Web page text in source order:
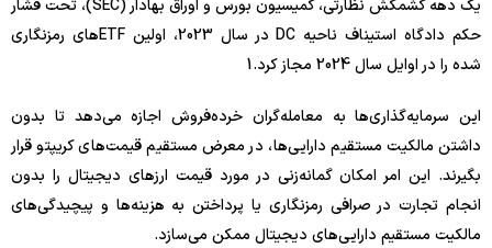
یک دهه کشمکش نظارتی، کمیسیون بورس و اوراق بهادار (SEC)، تحت فشار
حکم دادگاه استیناف ناحیه DC در سال 2023، اولین ETFهای رمزنگاری
شده را در اوایل سال 2024 مجاز کرد.
1
این سرمایه‌گذاری‌ها به معامله‌گران خرده‌فروش اجازه می‌دهد تا بدون
داشتن مالکیت مستقیم دارایی‌ها، در معرض مستقیم قیمت‌های کریپتو قرار
بگیرند. این امر امکان گمانه‌زنی در مورد قیمت ارزهای دیجیتال را بدون
انجام تجارت در صرافی رمزنگاری یا پرداختن به هزینه‌ها و پیچیدگی‌های
مالکیت مستقیم دارایی‌های دیجیتال ممکن می‌سازد.